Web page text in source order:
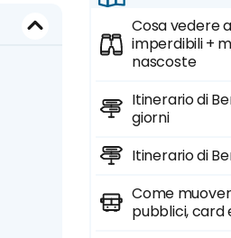
Cosa vedere
imperdibili +
nascoste
Itinerario di
giorni
Itinerario di
Come
pubblici,